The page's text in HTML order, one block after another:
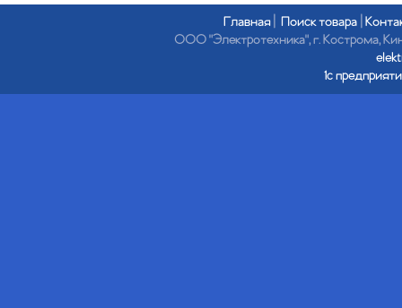
Главная| Поиск товара
ООО "Электротехника", г. Кострома,
1с